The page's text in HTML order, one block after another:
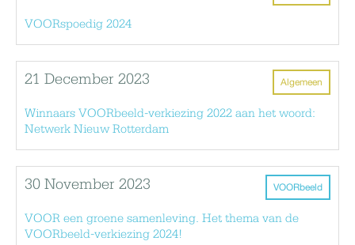
VOORspoedig 2024
Algemeen
21 December 2023
Winnaars VOORbeeld-verkiezing 2022 aan het woord:
Netwerk Nieuw Rotterdam
VOORbeeld
30 November 2023
VOOR een groene samenleving. Het thema van de
VOORbeeld-verkiezing 2024!